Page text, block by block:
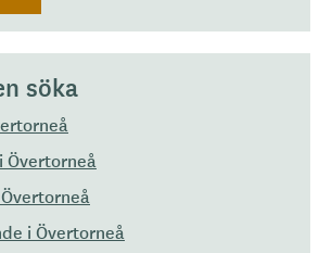
söka
Övertorneå
i Övertorneå